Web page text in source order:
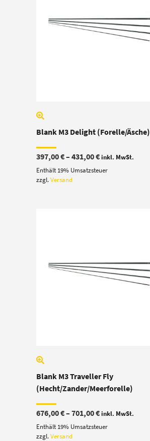
Blank M3 Delight (Forelle/Äsche)
397,00€– 431,00€Preisspanne:
bis
inkl. MwSt.
Enthält 19% Umsatzsteuer
zzgl.Versand
Blank M3 Traveller Fly
(Hecht/Zander/Meerforelle)
676,00€– 701,00€Preisspanne:
bis
inkl. MwSt.
Enthält 19% Umsatzsteuer
zzgl.Versand